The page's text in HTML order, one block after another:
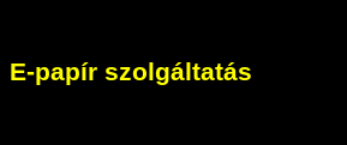
E-papír szolgáltatás